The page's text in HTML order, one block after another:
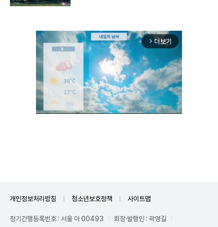
arrow_forward_ios 더보기
개인정보처리방침 청소년보호정책 사이트맵
정기간행등록번호 : 서울 아 00493 회장·발행인 : 곽영길